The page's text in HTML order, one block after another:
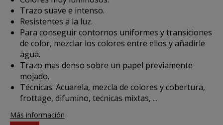
Trazo suave e intenso.
Resistentes a la luz.
Para conseguir contornos uniformes y transiciones
de color, mezclar los colores entre ellos y añadirle
agua.
Trazo mas denso sobre un papel previamente
mojado.
Técnicas: Acuarela, mezcla de colores y cobertura,
frottage, difumino, tecnicas mixtas, ...
Más información